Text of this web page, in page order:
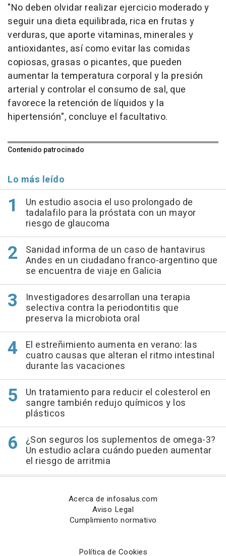
"No deben olvidar realizar ejercicio moderado y
seguir una dieta equilibrada, rica en frutas y
verduras, que aporte vitaminas, minerales y
antioxidantes, así como evitar las comidas
copiosas, grasas o picantes, que pueden
aumentar la temperatura corporal y la presión
arterial y controlar el consumo de sal, que
favorece la retención de líquidos y la
hipertensión", concluye el facultativo.
Contenido patrocinado
Lo más leído
Un estudio asocia el uso prolongado de
tadalafilo para la próstata con un mayor
riesgo de glaucoma
Sanidad informa de un caso de hantavirus
Andes en un ciudadano franco-argentino que
se encuentra de viaje en Galicia
Investigadores desarrollan una terapia
selectiva contra la periodontitis que
preserva la microbiota oral
El estreñimiento aumenta en verano: las
cuatro causas que alteran el ritmo intestinal
durante las vacaciones
Un tratamiento para reducir el colesterol en
sangre también redujo químicos y los
plásticos
¿Son seguros los suplementos de omega-3?
Un estudio aclara cuándo pueden aumentar
el riesgo de arritmia
Acerca de infosalus.com
Aviso Legal
Cumplimiento normativo
Política de Cookies